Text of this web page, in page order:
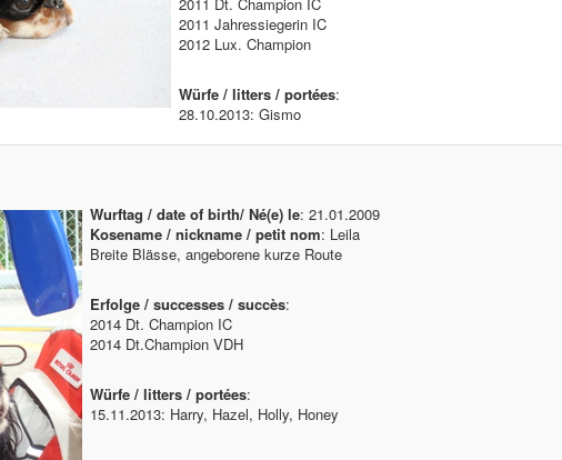
2011 Jahressiegerin IC
2012 Lux. Champion
Würfe / litters / portées:
28.10.2013: Gismo
Wurftag / date of birth/ Né(e) le: 21.01.2009
Kosename / nickname / petit nom: Leila
Breite Blässe, angeborene kurze Route
Erfolge / successes / succès:
2014 Dt. Champion IC
2014 Dt.Champion VDH
Würfe / litters / portées:
15.11.2013: Harry, Hazel, Holly, Honey